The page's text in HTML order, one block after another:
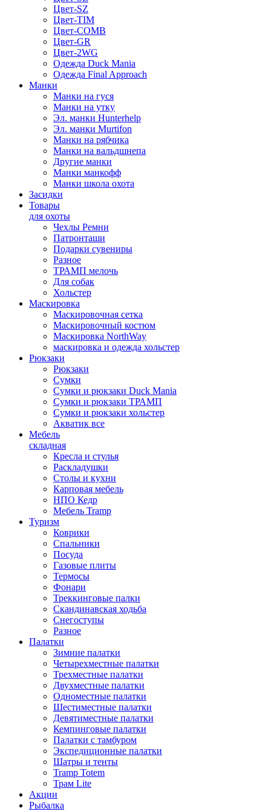
Цвет-SZ
Цвет-TIM
Цвет-COMB
Цвет-GR
Цвет-2WG
Одежда Duck Mania
Одежда Final Approach
Манки
Манки на гуся
Манки на утку
Эл. манки Hunterhelp
Эл. манки Murtifon
Манки на рябчика
Манки на вальдшнепа
Другие манки
Манки манкофф
Манки школа охота
Засидки
Товары
для охоты
Чехлы Ремни
Патронташи
Подарки сувениры
Разное
ТРАМП мелочь
Для собак
Хольстер
Маскировка
Маскировочная сетка
Маскировочный костюм
Маскировка NorthWay
маскировка и одежда хольстер
Рюкзаки
Рюкзаки
Сумки
Сумки и рюкзаки Duck Mania
Сумки и рюкзаки ТРАМП
Сумки и рюкзаки хольстер
Акватик все
Мебель
складная
Кресла и стулья
Раскладушки
Столы и кухни
Карповая мебель
НПО Кедр
Мебель Tramp
Туризм
Коврики
Спальники
Посуда
Газовые плиты
Термосы
Фонари
Треккинговые палки
Скандинавская ходьба
Снегоступы
Разное
Палатки
Зимние палатки
Четырехместные палатки
Трехместные палатки
Двухместные палатки
Одноместные палатки
Шестиместные палатки
Девятиместные палатки
Кемпинговые палатки
Палатки с тамбуром
Экспедиционные палатки
Шатры и тенты
Tramp Totem
Трам Lite
Акции
Рыбалка